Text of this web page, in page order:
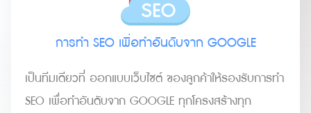
การทำ SEO เพื่อทำอันดับจาก GOOGLE
เป็นทีมเดียวที่ ออกแบบเว็บไซต์ ของลูกค้าให้รองรับการทำ
SEO เพื่อทำอันดับจาก GOOGLE ทุกโครงสร้างทุก